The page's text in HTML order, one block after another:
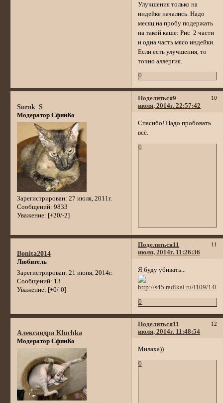
Улучшения только на
индейке начались. Надо
месяц на пробу подержать
на такой каше: Рис 2 части
и одна часть мясо индейки.
Если есть улучшения, то
точно аллергия.
0
Поделиться 10
9
июля, 2014г. 22:57:42
Surok_S
Модератор СфинКо
Зарегистрирован: 27 июля, 2011г.
Сообщений: 9833
Уважение: [+20/-2]
Спасибо! Надо пробовать
всё.
0
Поделиться 11
11
июля, 2014г. 11:26:36
Bonita2014
Любитель
Зарегистрирован: 21 июня, 2014г.
Сообщений: 13
Уважение: [+0/-0]
Я буду убивать...
0
Поделиться 12
11
июля, 2014г. 11:48:54
Александра Kluchka
Модератор СфинКо
Милаха))
0